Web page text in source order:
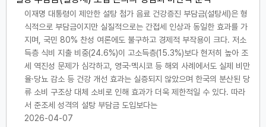
이재명 대통령이 제안한 설탕 첨가 음료 건강증진 부담금(설탕세)은 형
식적으로 부담금이지만 실질적으로는 간접세 인상과 동일한 효과를 가
지며, 국민 80% 찬성 여론에도 불구하고 경제적 부작용이 크다. 저소
득층 식비 지출 비중(24.6%)이 고소득층(15.3%)보다 현저히 높아 조
세 역진성 문제가 심각하고, 영국·멕시코 등 해외 사례에서도 실제 비만
율·당뇨 감소 등 건강 개선 효과는 실증되지 않았으며 한국의 분산된 당
류 소비 구조상 대체 소비로 인해 효과가 더욱 제한적일 수 있다. 따라
서 준조세 성격의 설탕 부담금 도입보다는
2026-04-07